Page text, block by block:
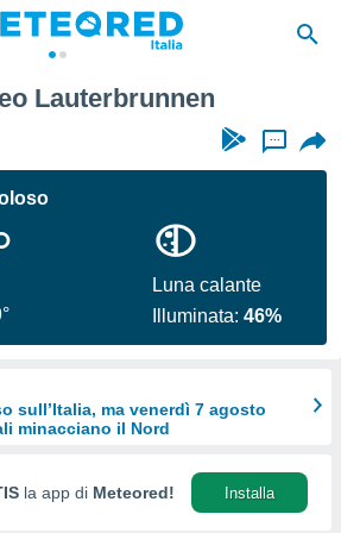
Lauterbrunnen
...
Luna calante
Illuminata:46%
sull’Italia, ma venerdì 7 agosto
minacciano il Nord
la app di Meteored! Installa